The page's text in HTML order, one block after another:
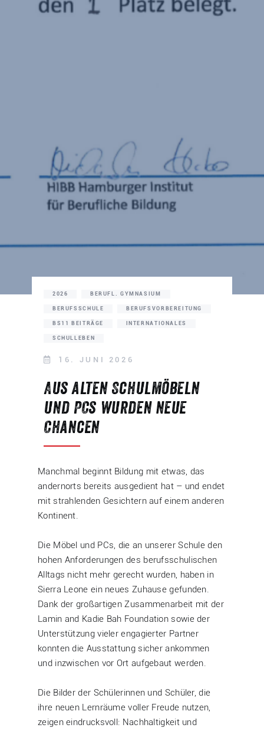
2026 BERUFL. GYMNASIUM
BERUFSSCHULE BERUFSVORBEREITUNG
BS11 BEITRÄGE INTERNATIONALES
SCHULLEBEN
16. JUNI 2026
Aus alten Schulmöbeln
und PCs wurden neue
Chancen
Manchmal beginnt Bildung mit etwas, das
andernorts bereits ausgedient hat – und endet
mit strahlenden Gesichtern auf einem anderen
Kontinent.
Die Möbel und PCs, die an unserer Schule den
hohen Anforderungen des berufsschulischen
Alltags nicht mehr gerecht wurden, haben in
Sierra Leone ein neues Zuhause gefunden.
Dank der großartigen Zusammenarbeit mit der
Lamin and Kadie Bah Foundation sowie der
Unterstützung vieler engagierter Partner
konnten die Ausstattung sicher ankommen
und inzwischen vor Ort aufgebaut werden.
Die Bilder der Schülerinnen und Schüler, die
ihre neuen Lernräume voller Freude nutzen,
zeigen eindrucksvoll: Nachhaltigkeit und